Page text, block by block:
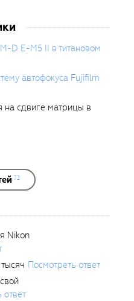
D E-M5 II в титановом
автофокуса Fujifilm
на сдвиге матрицы в
72
Nikon
Посмотреть ответ
ответ